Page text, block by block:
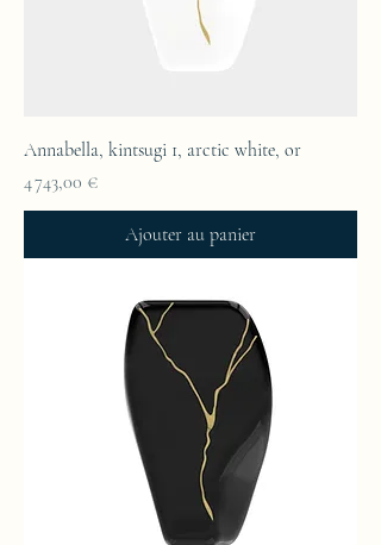
Annabella, kintsugi 1, arctic white, or
Prix
4 743,00 €
Ajouter au panier